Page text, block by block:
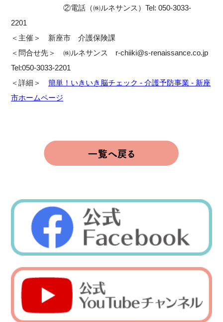
②電話（㈱ルネサンス）Tel: 050-3033-
2201
＜主催＞ 新座市 介護保険課
＜問合せ先＞ ㈱ルネサンス r-chiiki@s-renaissance.co.jp
Tel:050-3033-2201
＜詳細＞簡単！いきいき脳チェック - 介護予防事業 - 新座
市ホームページ